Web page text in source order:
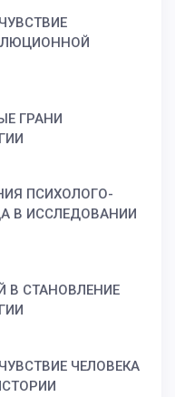
ГРАНИ
ПСИХОЛОГО-
В ИССЛЕДОВАНИИ
В СТАНОВЛЕНИЕ
ЧЕЛОВЕКА